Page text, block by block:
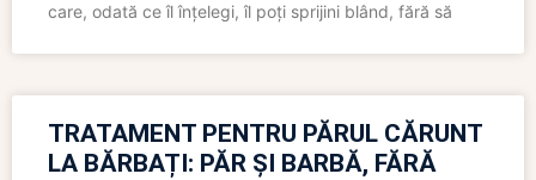
care, odată ce îl înțelegi, îl poți sprijini blând, fără să
TRATAMENT PENTRU PĂRUL CĂRUNT
LA BĂRBAȚI: PĂR ȘI BARBĂ, FĂRĂ